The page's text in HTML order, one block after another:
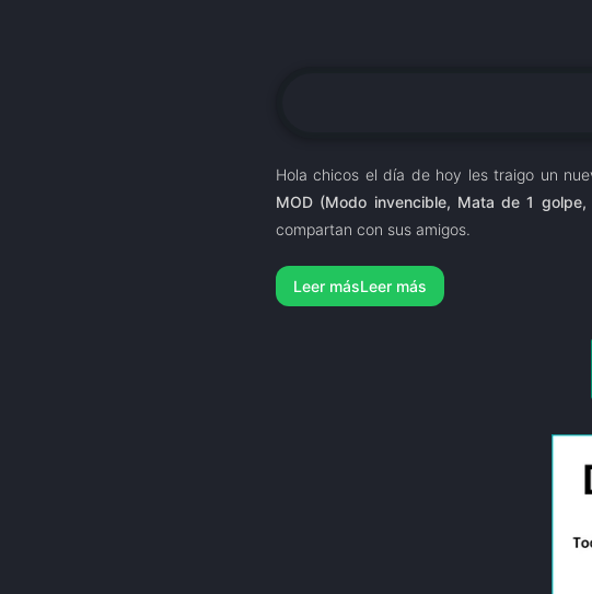
Hola chicos el día de hoy les traigo un
MOD (Modo invencible, Mata de 1 golpe,
compartan con sus amigos.
Leer más